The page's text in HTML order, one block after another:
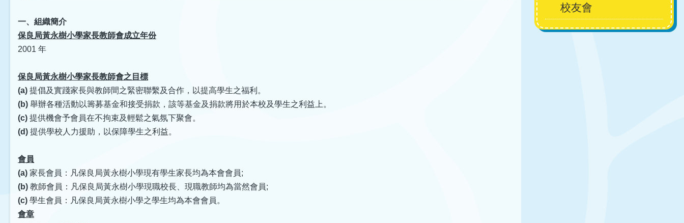
一、組織簡介
保良局黃永樹小學家長教師會成立年份
2001 年
保良局黃永樹小學家長教師會之目標
(a) 提倡及實踐家長與教師間之緊密聯繫及合作，以提高學生之福利。
(b) 舉辦各種活動以籌募基金和接受捐款，該等基金及捐款將用於本校及學生之利益上。
(c) 提供機會予會員在不拘束及輕鬆之氣氛下聚會。
(d) 提供學校人力援助，以保障學生之利益。
會員
(a) 家長會員：凡保良局黃永樹小學現有學生家長均為本會會員;
(b) 教師會員：凡保良局黃永樹小學現職校長、現職教師均為當然會員;
(c) 學生會員：凡保良局黃永樹小學之學生均為本會會員。
會章
校友會